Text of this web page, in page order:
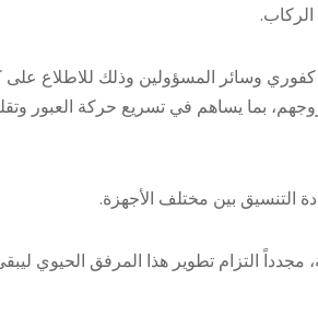
وسائر المسؤولين وذلك للاطلاع على
بما يساهم في تسريع حركة العبور
التنسيق بين مختلف الأجهزة.
التزام تطوير هذا المرفق الحيوي